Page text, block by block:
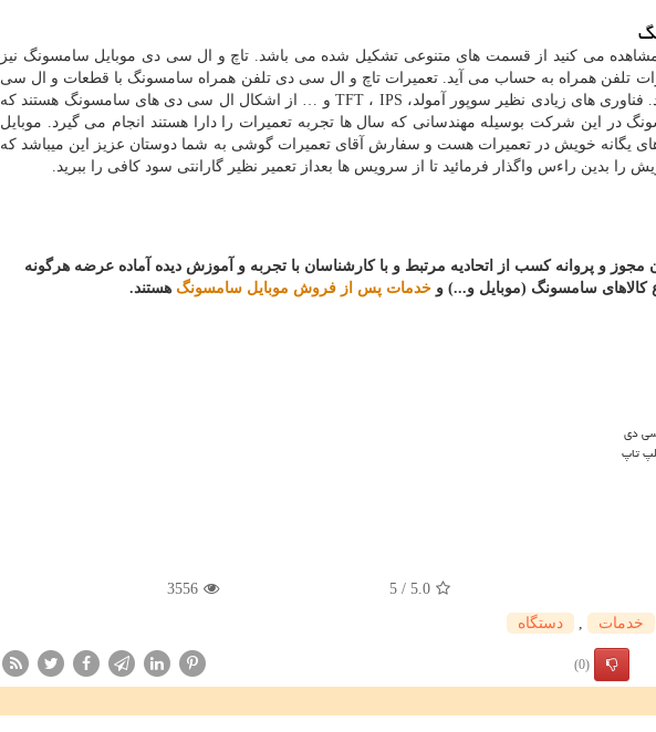
می کنید از قسمت های متنوعی تشکیل شده می باشد. تاچ و ال سی دی موبایل سامسونگ نیز
تلفن همراه به حساب می آید. تعمیرات تاچ و ال سی دی تلفن همراه سامسونگ با قطعات و ال سی
های زیادی نظیر سوپور آمولد، IPS ، TFT و …
از اشکال ال سی دی های سامسونگ هستند که
در این شرکت بوسیله مهندسانی که سال ها تجربه تعمیرات را دارا هستند انجام می گیرد. موبایل
یگانه خویش در تعمیرات هست و سفارش آقای تعمیرات گوشی به شما دوستان عزیز این میباشد که
بدین راءس واگذار فرمائید تا از سرویس ها بعداز تعمیر نظیر گارانتی سود کافی را ببرید.
مجوز و پروانه کسب از اتحادیه مرتبط و با کارشناسان با تجربه و آموزش دیده آماده عرضه هرگونه
کالاهای سامسونگ (موبایل و...) وخدمات پس از فروش موبایل سامسونگ هستند.
سی دی
تاپ
5.0
/
5
3556
خدمات دستگاه
(0)